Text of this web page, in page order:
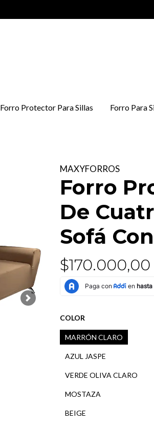
Forro Protector Para Sillas Forro Para
Next
MAXYFORROS
Forro
De
Sofá
$170.000,00
COLOR
MARRÓN CLARO
AZUL JASPE
VERDE OLIVA CLARO
MOSTAZA
BEIGE